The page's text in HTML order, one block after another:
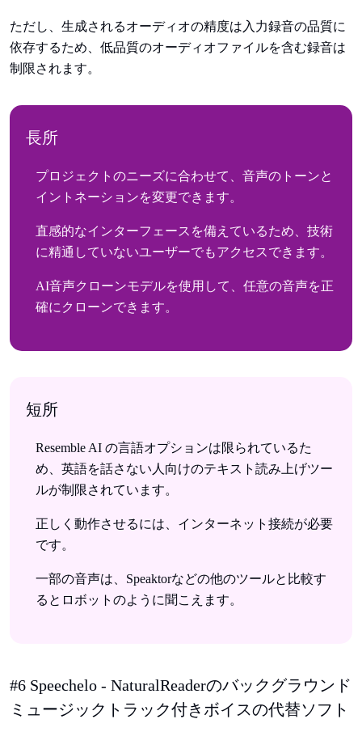
ただし、生成されるオーディオの精度は入力録音の品質に
依存するため、低品質のオーディオファイルを含む録音は
制限されます。
長所
プロジェクトのニーズに合わせて、音声のトーンと
イントネーションを変更できます。
直感的なインターフェースを備えているため、技術
に精通していないユーザーでもアクセスできます。
AI音声クローンモデルを使用して、任意の音声を正
確にクローンできます。
短所
Resemble AI の言語オプションは限られているた
め、英語を話さない人向けのテキスト読み上げツー
ルが制限されています。
正しく動作させるには、インターネット接続が必要
です。
一部の音声は、Speaktorなどの他のツールと比較す
るとロボットのように聞こえます。
#6 Speechelo - NaturalReaderのバックグラウンド
ミュージックトラック付きボイスの代替ソフト